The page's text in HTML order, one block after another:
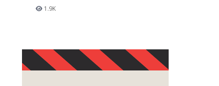
1.9K